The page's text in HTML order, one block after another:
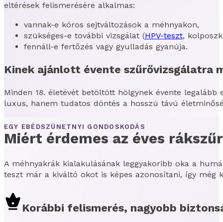
eltérések felismerésére alkalmas:
vannak-e kóros sejtváltozások a méhnyakon,
szükséges-e további vizsgálat (HPV-teszt,
fennáll-e fertőzés vagy gyulladás gyanúja.
Kinek ajánlott évente szűrővizsgálatra
Minden 18. életévét betöltött hölgynek évente legalább
luxus, hanem tudatos döntés a hosszú távú
EGY EBÉDSZÜNETNYI GONDOSKODÁS
Miért érdemes az éves
A méhnyakrák kialakulásának leggyakoribb oka a
teszt már a kiváltó okot is képes azonosítani, így még
Korábbi felismerés, nagyobb